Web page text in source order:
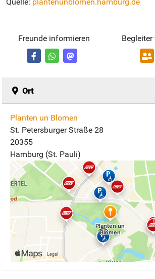
Freunde informieren Begleiter
Ort
Planten un Blomen
St. Petersburger Straße 28
20355
Hamburg (St. Pauli)